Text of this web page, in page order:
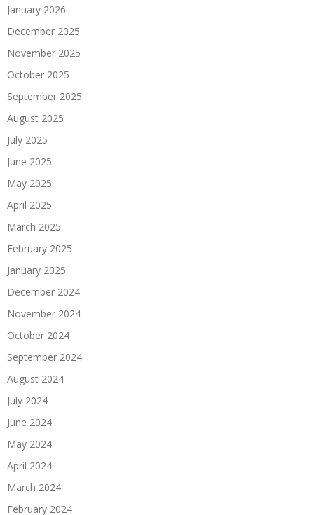
January 2026
December 2025
November 2025
October 2025
September 2025
August 2025
July 2025
June 2025
May 2025
April 2025
March 2025
February 2025
January 2025
December 2024
November 2024
October 2024
September 2024
August 2024
July 2024
June 2024
May 2024
April 2024
March 2024
February 2024